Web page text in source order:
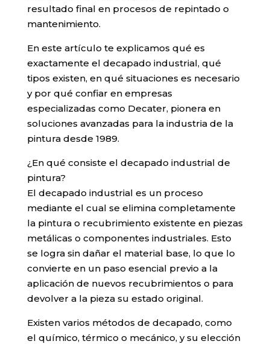
resultado final en procesos de repintado o
mantenimiento.
En este artículo te explicamos qué es
exactamente el decapado industrial, qué
tipos existen, en qué situaciones es necesario
y por qué confiar en empresas
especializadas como Decater, pionera en
soluciones avanzadas para la industria de la
pintura desde 1989.
¿En qué consiste el decapado industrial de
pintura?
El decapado industrial es un proceso
mediante el cual se elimina completamente
la pintura o recubrimiento existente en piezas
metálicas o componentes industriales. Esto
se logra sin dañar el material base, lo que lo
convierte en un paso esencial previo a la
aplicación de nuevos recubrimientos o para
devolver a la pieza su estado original.
Existen varios métodos de decapado, como
el químico, térmico o mecánico, y su elección